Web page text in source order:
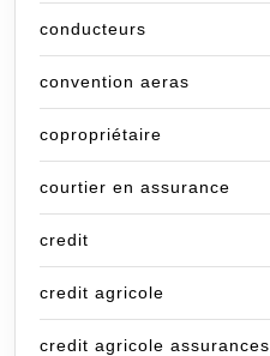
conducteurs
convention aeras
copropriétaire
courtier en assurance
credit
credit agricole
credit agricole assurances